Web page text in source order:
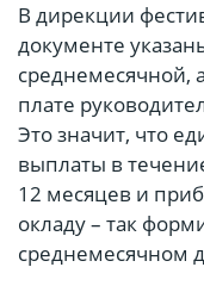
В дирекции
документе
среднемесячной,
плате
Это значит, что
выплаты в
12 месяцев и
окладу – так
среднемесячном